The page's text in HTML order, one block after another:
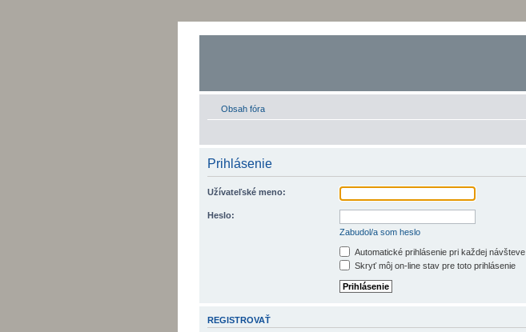
Obsah fóra
Prihlásenie
Užívateľské meno:
Heslo:
Zabudol/a som heslo
Automatické prihlásenie pri každej návšteve
Skryť môj on-line stav pre toto prihlásenie
REGISTROVAŤ